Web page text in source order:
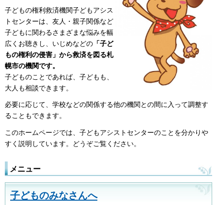
子どもの権利救済機関子どもアシス
トセンターは、友人・親子関係など
子どもに関わるさまざまな悩みを幅
広くお聴きし、いじめなどの 「子ど
もの権利の侵害」から救済を図る札
幌市の機関です。
子どものことであれば、子どもも、
大人も相談できます。
必要に応じて、学校などの関係する他の機関との間に入って調整す
ることもできます。
このホームページでは、子どもアシストセンターのことを分かりや
すく説明しています。どうぞご覧ください。
メニュー
子どものみなさんへ